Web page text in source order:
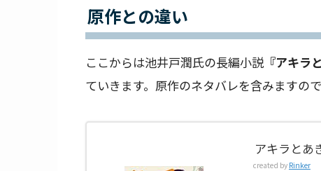
原作との違い
ここからは池井戸潤氏の長編小説 『アキラ
ていきます。原作のネタバレを含みますの
アキラとあ
created by Rinker